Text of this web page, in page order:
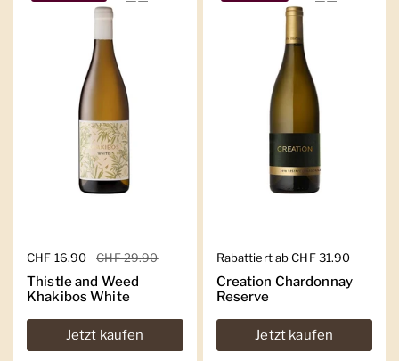
Regulärer Preis
CHF 16.90 Sale-Preis
CHF 29.90
Thistle and Weed
Khakibos White
Jetzt kaufen
Regulärer Preis
Rabattiert ab CHF 31.90
Creation Chardonnay
Reserve
Jetzt kaufen